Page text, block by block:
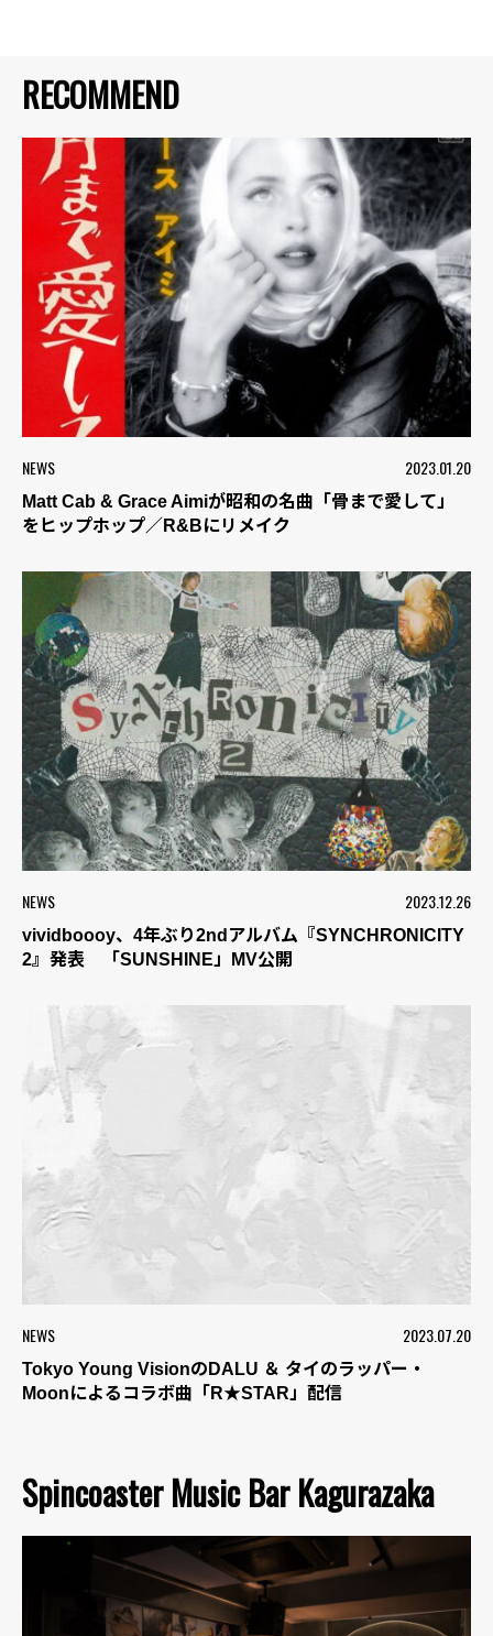
RECOMMEND
NEWS 2023.01.20
Matt Cab & Grace Aimiが昭和の名曲「骨まで愛して」
をヒップホップ／R&Bにリメイク
NEWS 2023.12.26
vividboooy、4年ぶり2ndアルバム『SYNCHRONICITY
2』発表 「SUNSHINE」MV公開
NEWS 2023.07.20
Tokyo Young VisionのDALU ＆ タイのラッパー・
Moonによるコラボ曲「R★STAR」配信
Spincoaster Music Bar Kagurazaka